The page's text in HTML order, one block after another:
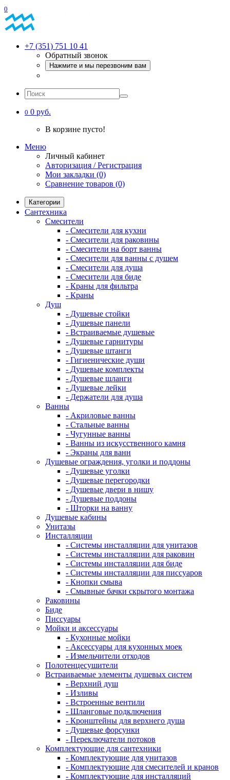
0
+7 (351) 751 10 41
Обратный звонок
Нажмите и мы перезвоним вам
0 0 руб.
В корзине пусто!
Меню
Личный кабинет
Авторизация / Регистрация
Мои закладки (0)
Сравнение товаров (0)
Категории
Сантехника
Смесители
- Смесители для кухни
- Смесители для раковины
- Смесители на борт ванны
- Смесители для ванны с душем
- Смесители для душа
- Смесители для биде
- Краны для фильтра
- Краны
Душ
- Душевые стойки
- Душевые панели
- Встраиваемые душевые
- Душевые гарнитуры
- Душевые штанги
- Гигиенические души
- Душевые комплекты
- Душевые шланги
- Душевые лейки
- Держатели для душа
Ванны
- Акриловые ванны
- Стальные ванны
- Чугунные ванны
- Ванны из искусственного камня
- Экраны для ванн
Душевые ограждения, уголки и поддоны
- Душевые уголки
- Душевые перегородки
- Душевые двери в нишу
- Душевые поддоны
- Шторки на ванну
Душевые кабины
Унитазы
Инсталляции
- Системы инсталляции для унитазов
- Системы инсталляции для раковин
- Системы инсталляции для биде
- Системы инсталляции для писсуаров
- Кнопки смыва
- Смывные бачки скрытого монтажа
Раковины
Биде
Писсуары
Мойки и аксессуары
- Кухонные мойки
- Аксессуары для кухонных моек
- Измельчители отходов
Полотенцесушители
Встраиваемые элементы душевых систем
- Верхний душ
- Изливы
- Встроенные вентили
- Шланговые подключения
- Кронштейны для верхнего душа
- Душевые форсунки
- Переключатели потоков
Комплектующие для сантехники
- Комплектующие для унитазов
- Комплектующие для смесителей и кранов
- Комплектующие для инсталляций